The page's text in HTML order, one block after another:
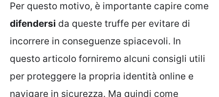
Per questo motivo, è importante capire come
difendersi da queste truffe per evitare di
incorrere in conseguenze spiacevoli. In
questo articolo forniremo alcuni consigli utili
per proteggere la propria identità online e
navigare in sicurezza. Ma quindi come